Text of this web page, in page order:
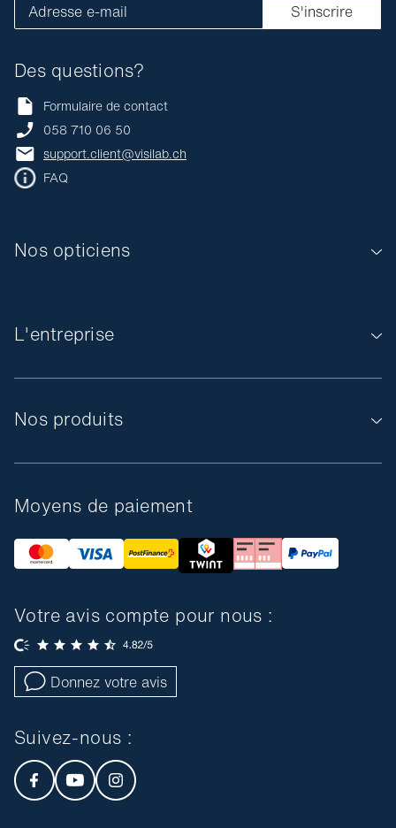
L'entreprise
Nos produits
Nos opticiens
Des questions?
Formulaire de contact
058 710 06 50
support.client@visilab.ch
FAQ
Adresse e-mail S'inscrire
Moyens de paiement
Votre avis compte pour nous :
Donnez votre avis
Suivez-nous :